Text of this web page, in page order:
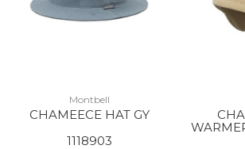
Montbell
CHAMEECE HAT GY
1118903